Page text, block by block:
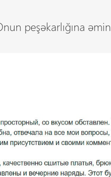
peşəkarlığına